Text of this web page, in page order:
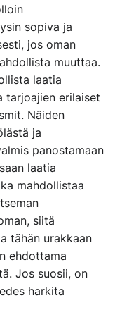
sopiva ja
jos oman
muuttaa.
laatia
tarjoajien erilaiset
Näiden
ja
panostamaan
laatia
mahdollistaa
siitä
tähän urakkaan
ehdottama
Jos suosii, on
harkita